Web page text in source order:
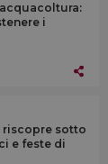
i
riscopre sotto
e feste di